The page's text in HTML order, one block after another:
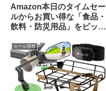
Amazon本日のタイムセー
ルからお買い得な「食品・
飲料・防災用品」をピック
セール情報